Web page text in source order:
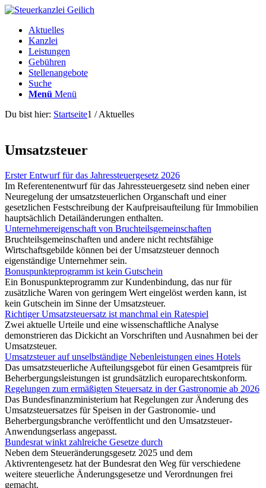
Aktuelles
Kanzlei
Leistungen
Gebühren
Stellenangebote
Suche
Menü Menü
Du bist hier: Startseite1 / Aktuelles
Umsatzsteuer
Erster Entwurf für das Jahressteuergesetz 2026
Im Referentenentwurf für das Jahressteuergesetz sind neben einer
Neuregelung der umsatzsteuerlichen Organschaft und einer
gesetzlichen Festschreibung der Kaufpreisaufteilung für Immobilien
hauptsächlich Detailänderungen enthalten.
Unternehmereigenschaft von Bruchteilsgemeinschaften
Bruchteilsgemeinschaften und andere nicht rechtsfähige
Wirtschaftsgebilde können bei der Umsatzsteuer dennoch
eigenständige Unternehmer sein.
Bonuspunkteprogramm ist kein Gutschein
Ein Bonuspunkteprogramm zur Kundenbindung, das nur für
zusätzliche Waren von geringem Wert eingelöst werden kann, ist
kein Gutschein im Sinne der Umsatzsteuer.
Richtiger Umsatzsteuersatz ist manchmal ein Ratespiel
Zwei aktuelle Urteile und eine wissenschaftliche Analyse
demonstrieren das Dickicht an Vorschriften und Ausnahmen bei der
Umsatzsteuer.
Umsatzsteuer auf unselbständige Nebenleistungen eines Hotels
Das umsatzsteuerliche Aufteilungsgebot für einen Gesamtpreis für
Beherbergungsleistungen ist grundsätzlich europarechtskonform.
Regelungen zum ermäßigten Steuersatz in der Gastronomie ab 2026
Das Bundesfinanzministerium hat Regelungen zur Änderung des
Umsatzsteuersatzes für Speisen in der Gastronomie- und
Beherbergungsbranche veröffentlicht und den Umsatzsteuer-
Anwendungserlass angepasst.
Bundesrat winkt zahlreiche Gesetze durch
Neben dem Steueränderungsgesetz 2025 und dem
Aktivrentengesetz hat der Bundesrat den Weg für verschiedene
weitere steuerliche Änderungsgesetze und Verordnungen frei
gemacht.